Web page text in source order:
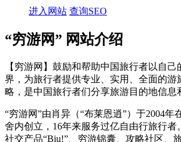
进入网站 查询SEO
“穷游网” 网站介绍
【穷游网】鼓励和帮助中国旅行者以自
界，为旅行者提供专业、实用、全面的游
略，是中国旅行者们分享旅游目的地信息
“穷游网”由肖异（“布莱恩逍”）于2004年
舍内创立，16年来服务过亿自由行旅行者
社交产品“Biu!”、穷游锦囊、攻略社区、